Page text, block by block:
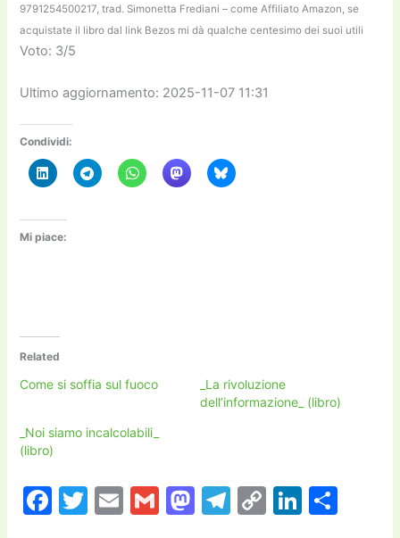
9791254500217, trad. Simonetta Frediani – come Affiliato Amazon, se
acquistate il libro dal link Bezos mi dà qualche centesimo dei suoi utili
Voto: 3/5
Ultimo aggiornamento: 2025-11-07 11:31
Condividi:
Mi piace:
Related
Come si soffia sul fuoco
_La rivoluzione
dell’informazione_ (libro)
_Noi siamo incalcolabili_
(libro)
F
T
E
G
M T
C
Li